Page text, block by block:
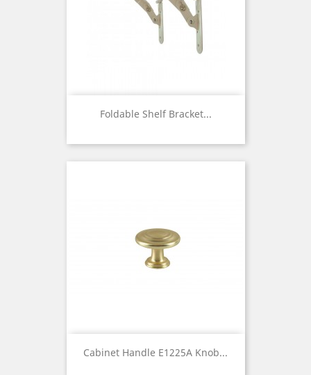
Foldable Shelf Bracket...
Cabinet Handle E1225A Knob...